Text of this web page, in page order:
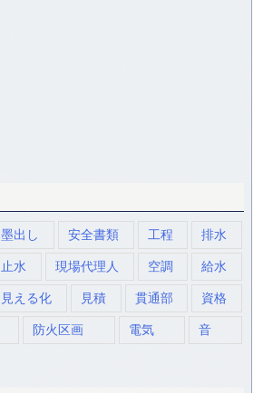
墨出し 安全書類 工程 排水
止水 現場代理人 空調 給水
見える化 見積 貫通部 資格
防火区画 電気 音